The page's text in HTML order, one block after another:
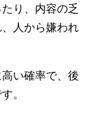
り、内容の乏
人から嫌われ
い確率で、後
。